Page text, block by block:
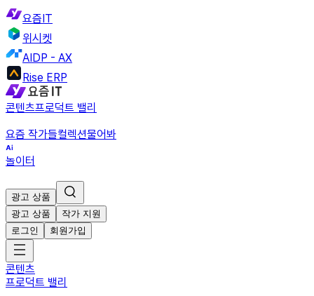
요즘IT
위시켓
AIDP - AX
Rise ERP
콘텐츠프로덕트 밸리
요즘 작가들컬렉션물어봐
놀이터
광고 상품
광고 상품
작가 지원
로그인
회원가입
콘텐츠
프로덕트 밸리